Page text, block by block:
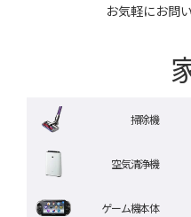
お気軽にお問
掃除機
空気清浄機
ゲーム機本体